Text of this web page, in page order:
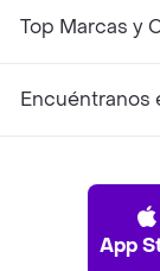
Top Marcas y
Encuéntranos
App